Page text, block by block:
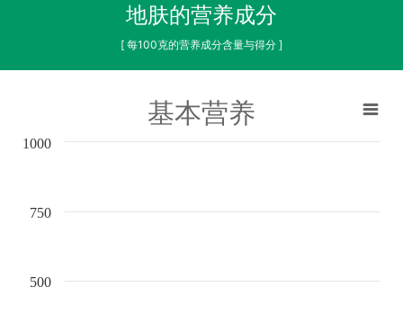
地肤的营养成分
[ 每100克的营养成分含量与得分 ]
基本营养
500
750
1000